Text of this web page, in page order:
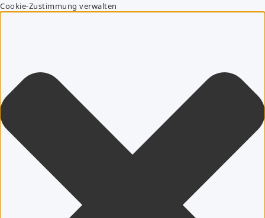
Cookie-Zustimmung verwalten